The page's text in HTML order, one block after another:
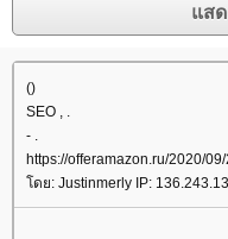
()
SEO , .
- .
https://offeramazon.ru/2020/
ดย: Justinmerly IP: